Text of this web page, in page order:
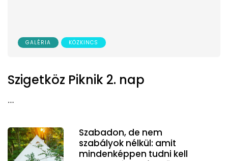
GALÉRIA KÖZKINCS
Szigetköz Piknik 2. nap
…
Szabadon, de nem
szabályok nélkül: amit
mindenképpen tudni kell